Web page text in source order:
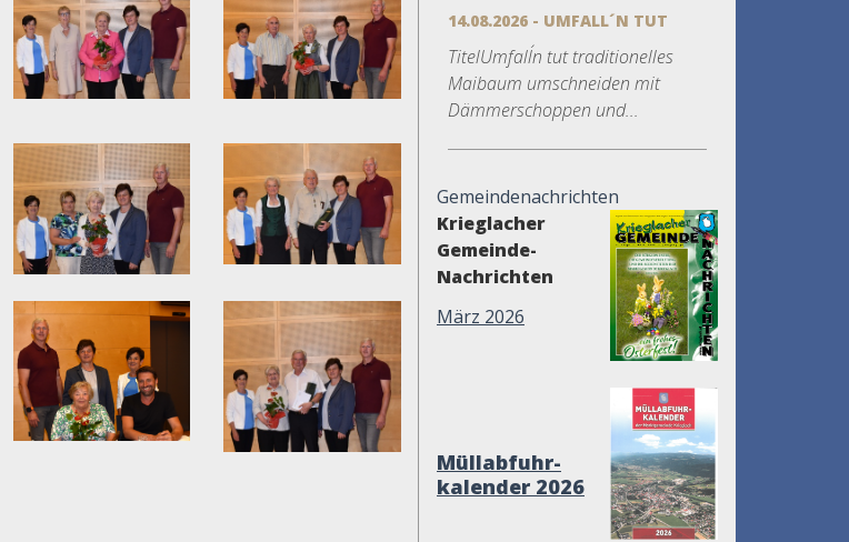
14.08.2026 - UMFALL´N TUT
TitelUmfall´n tut traditionelles
Maibaum umschneiden mit
Dämmerschoppen und...
Gemeindenachrichten
Krieglacher
Gemeinde-
Nachrichten
März 2026
Müllabfuhr-
kalender 2026